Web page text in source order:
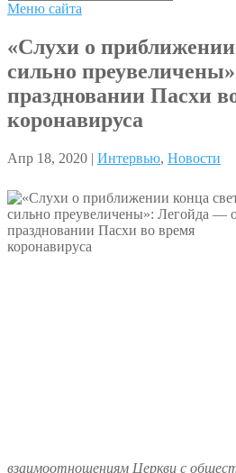
Меню сайта
«Слухи о
сильно
праздновании Пасхи
коронавируса
Апр 18, 2020 | Интервью, Новости
взаимоотношениям Церкви с